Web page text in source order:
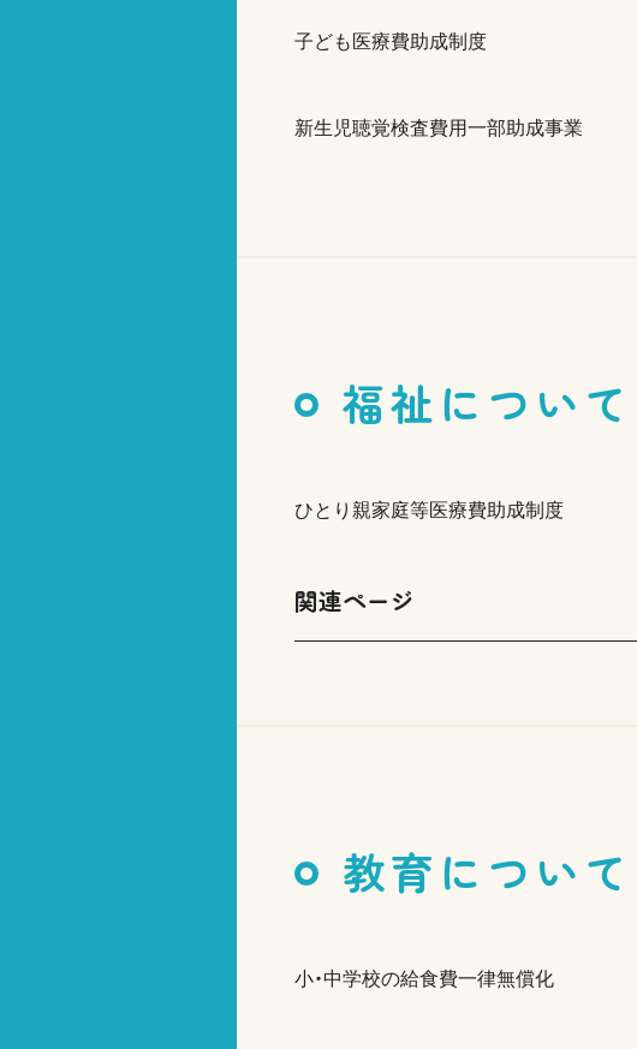
子ども医療費助成制度
新生児聴覚検査費用一部助成事業
福祉について
ひとり親家庭等医療費助成制度
関連ページ
教育について
小・中学校の給食費一律無償化